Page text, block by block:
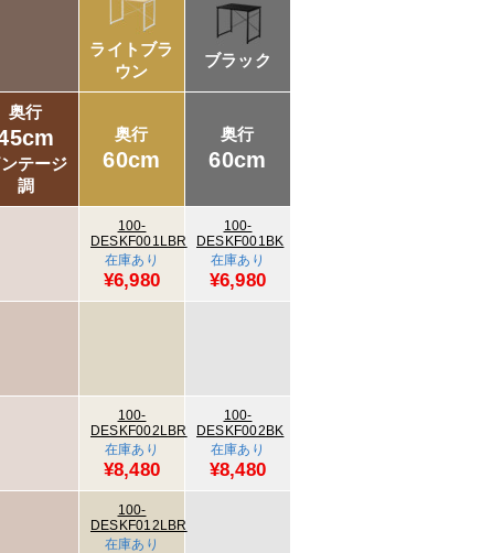
ライトブラ
ウン
ブラック
奥行
テージ
調
奥行
60cm
奥行
60cm
100-
DESKF001LBR
在庫あり
¥6,980
100-
DESKF001BK
在庫あり
¥6,980
100-
DESKF002LBR
在庫あり
¥8,480
100-
DESKF002BK
在庫あり
¥8,480
100-
DESKF012LBR
在庫あり